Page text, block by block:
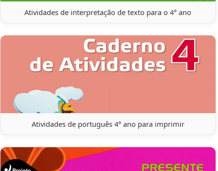
Atividades de interpretação de texto para o 4° ano
Atividades de português 4° ano para imprimir